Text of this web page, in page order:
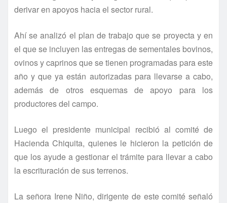
derivar en apoyos hacia el sector rural.
Ahí­ se analizó el plan de trabajo que se proyecta y en
el que se incluyen las entregas de sementales bovinos,
ovinos y caprinos que se tienen programadas para este
año y que ya están autorizadas para llevarse a cabo,
además de otros esquemas de apoyo para los
productores del campo.
Luego el presidente municipal recibió al comité de
Hacienda Chiquita, quienes le hicieron la petición de
que los ayude a gestionar el trámite para llevar a cabo
la escrituración de sus terrenos.
La señora Irene Niño, dirigente de este comité señaló